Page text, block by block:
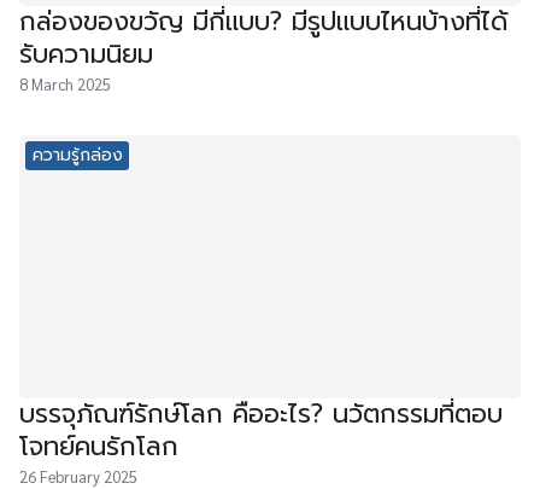
กล่องของขวัญ มีกี่แบบ? มีรูปแบบไหนบ้างที่ได้
รับความนิยม
8 March 2025
ความรู้กล่อง
บรรจุภัณฑ์รักษ์โลก คืออะไร? นวัตกรรมที่ตอบ
โจทย์คนรักโลก
26 February 2025